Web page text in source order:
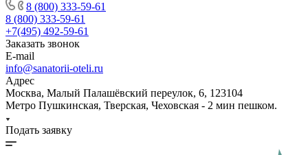
8 (800) 333-59-61
8 (800) 333-59-61
+7(495) 492-59-61
Заказать звонок
E-mail
info@sanatorii-oteli.ru
Адрес
Москва, Малый Палашёвский переулок, 6, 123104
Метро Пушкинская, Тверская, Чеховская - 2 мин пешком.
Подать заявку